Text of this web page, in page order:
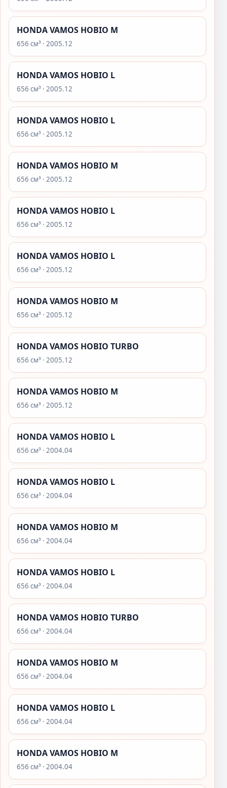
HONDA VAMOS HOBIO M
656 см³ · 2005.12
HONDA VAMOS HOBIO L
656 см³ · 2005.12
HONDA VAMOS HOBIO L
656 см³ · 2005.12
HONDA VAMOS HOBIO M
656 см³ · 2005.12
HONDA VAMOS HOBIO L
656 см³ · 2005.12
HONDA VAMOS HOBIO L
656 см³ · 2005.12
HONDA VAMOS HOBIO M
656 см³ · 2005.12
HONDA VAMOS HOBIO TURBO
656 см³ · 2005.12
HONDA VAMOS HOBIO M
656 см³ · 2005.12
HONDA VAMOS HOBIO L
656 см³ · 2004.04
HONDA VAMOS HOBIO L
656 см³ · 2004.04
HONDA VAMOS HOBIO M
656 см³ · 2004.04
HONDA VAMOS HOBIO L
656 см³ · 2004.04
HONDA VAMOS HOBIO TURBO
656 см³ · 2004.04
HONDA VAMOS HOBIO M
656 см³ · 2004.04
HONDA VAMOS HOBIO L
656 см³ · 2004.04
HONDA VAMOS HOBIO M
656 см³ · 2004.04